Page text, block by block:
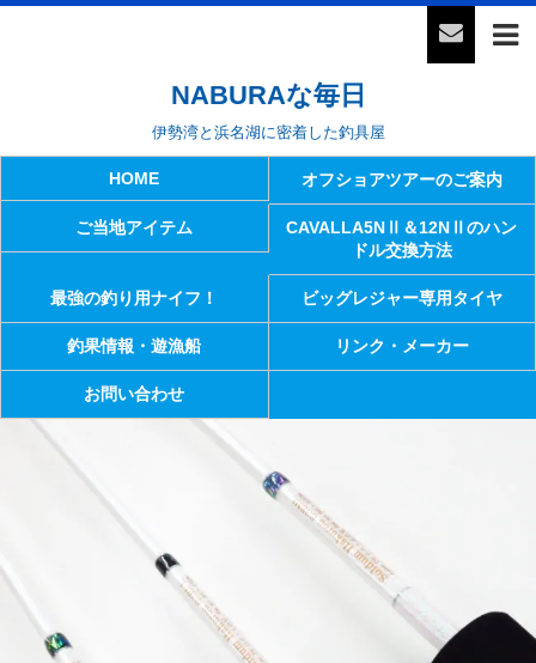
NABURAな毎日
伊勢湾と浜名湖に密着した釣具屋
HOME オフショアツアーのご案内
ご当地アイテム
CAVALLA5NⅡ＆12NⅡのハン
ドル交換方法
最強の釣り用ナイフ！ ビッグレジャー専用タイヤ
釣果情報・遊漁船 リンク・メーカー
お問い合わせ